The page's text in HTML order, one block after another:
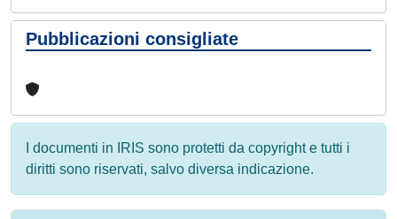
Pubblicazioni consigliate
I documenti in IRIS sono protetti da copyright e tutti i
diritti sono riservati, salvo diversa indicazione.